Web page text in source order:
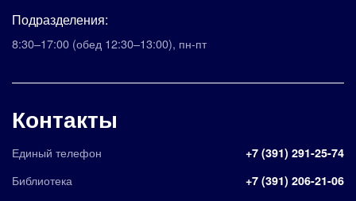
Подразделения:
8:30–17:00 (обед 12:30–13:00), пн-пт
Контакты
Единый телефон +7 (391) 291-25-74
Библиотека +7 (391) 206-21-06